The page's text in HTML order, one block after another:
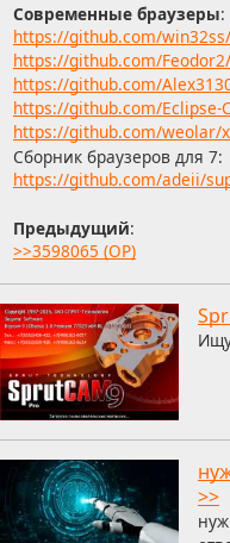
Современные браузеры:
https://github.com/
https://github.com/
https://github.com/
https://github.com/
https://github.com/weolar/
Сборник браузеров для 7:
https://github.com/adeii/
Предыдущий:
>>3598065 (OP)
>>